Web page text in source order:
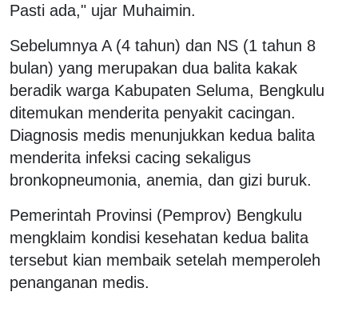
Pasti ada," ujar Muhaimin.
Sebelumnya A (4 tahun) dan NS (1 tahun 8
bulan) yang merupakan dua balita kakak
beradik warga Kabupaten Seluma, Bengkulu
ditemukan menderita penyakit cacingan.
Diagnosis medis menunjukkan kedua balita
menderita infeksi cacing sekaligus
bronkopneumonia, anemia, dan gizi buruk.
Pemerintah Provinsi (Pemprov) Bengkulu
mengklaim kondisi kesehatan kedua balita
tersebut kian membaik setelah memperoleh
penanganan medis.